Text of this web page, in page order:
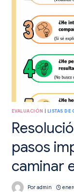
PRIMARIA
EVALUACIÓN LISTAS DE
pasos
caminar
Por admin